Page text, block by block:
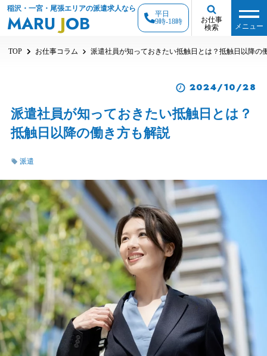
稲沢・一宮・尾張エリアの派遣求人なら
MARU JOB
平日
9時-18時
お仕事
検索
メニュー
TOP お仕事コラム 派遣社員が知っておきたい抵触日とは？抵触日以降の
2024/10/28
派遣社員が知っておきたい抵触日とは？
抵触日以降の働き方も解説
派遣